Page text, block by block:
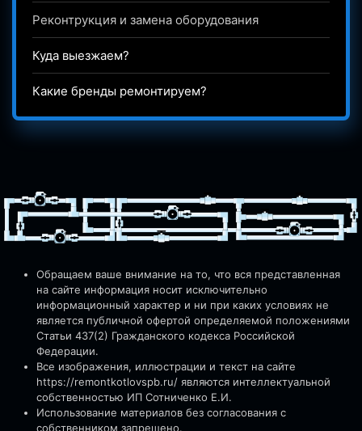
Реконтрукция и замена оборудования
Куда выезжаем?
Какие бренды ремонтируем?
Обращаем ваше внимание на то, что вся представленная
на сайте информация носит исключительно
информационный характер и ни при каких условиях не
является публичной офертой определяемой положениями
Статьи 437(2) Гражданского кодекса Российской
Федерации.
Все изображения, иллюстрации и текст на сайте
https://remontkotlovspb.ru/ являются интеллектуальной
собственностью ИП Сотниченко Е.И.
Использование материалов без согласования с
собственником запрещено.